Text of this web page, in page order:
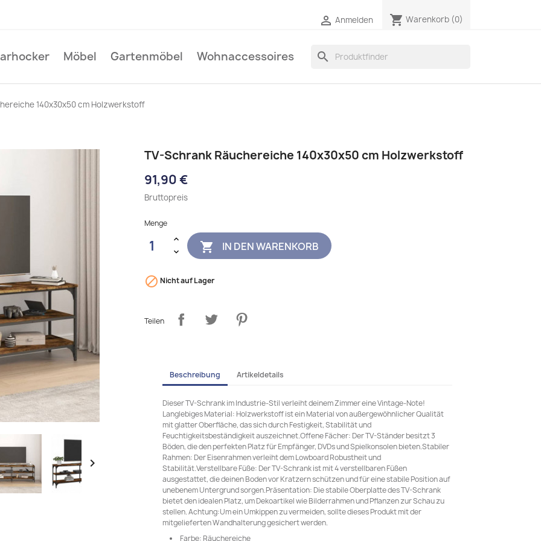
 Anmelden shopping_cart Warenkorb (0)
Möbel Gartenmöbel Wohnaccessoires search
140x30x50 cm Holzwerkstoff

TV-Schrank Räuchereiche 140x30x50 cm Holzwerkstoff
91,90 €
Bruttopreis
Menge
 IN DEN WARENKORB
 Nicht auf Lager
Teilen
Beschreibung Artikeldetails
Dieser TV-Schrank im Industrie-Stil verleiht deinem Zimmer eine Vintage-Note!
Langlebiges Material: Holzwerkstoff ist ein Material von außergewöhnlicher Qualität
mit glatter Oberfläche, das sich durch Festigkeit, Stabilität und
Feuchtigkeitsbeständigkeit auszeichnet.Offene Fächer: Der TV-Ständer besitzt 3
Böden, die den perfekten Platz für Empfänger, DVDs und Spielkonsolen bieten.Stabiler
Rahmen: Der Eisenrahmen verleiht dem Lowboard Robustheit und
Stabilität.Verstellbare Füße: Der TV-Schrank ist mit 4 verstellbaren Füßen
ausgestattet, die deinen Boden vor Kratzern schützen und für eine stabile Position auf
unebenem Untergrund sorgen.Präsentation: Die stabile Oberplatte des TV-Schrank
bietet den idealen Platz, um Dekoartikel wie Bilderrahmen und Pflanzen zur Schau zu
stellen. Achtung:Um ein Umkippen zu vermeiden, sollte dieses Produkt mit der
mitgelieferten Wandhalterung gesichert werden.
Farbe: Räuchereiche